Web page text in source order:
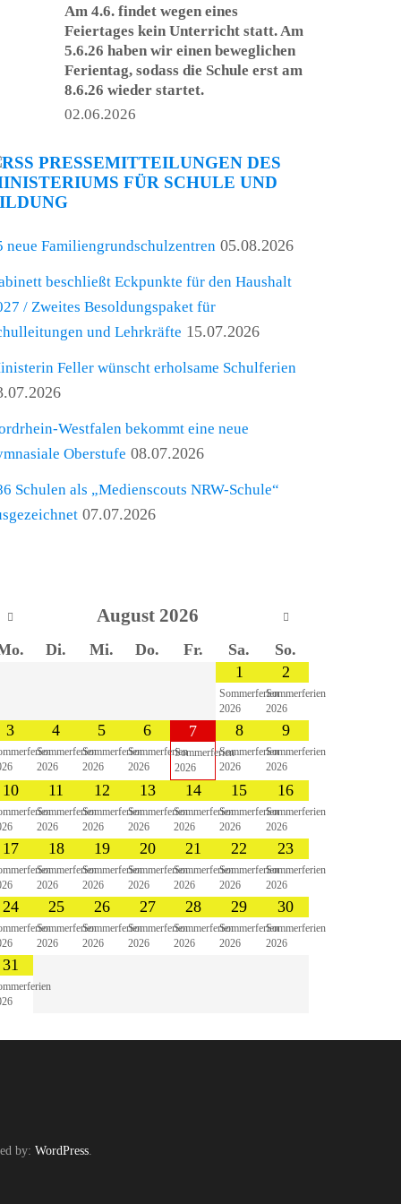
Am 4.6. findet wegen eines
Feiertages kein Unterricht statt. Am
5.6.26 haben wir einen beweglichen
Ferientag, sodass die Schule erst am
8.6.26 wieder startet.
02.06.2026
PRESSEMITTEILUNGEN DES
FÜR SCHULE UND
neue Familiengrundschulzentren 05.08.2026
beschließt Eckpunkte für den Haushalt
/ Zweites Besoldungspaket für
und Lehrkräfte 15.07.2026
Feller wünscht erholsame Schulferien
Westfalen bekommt eine neue
Oberstufe 08.07.2026
Schulen als „Medienscouts NRW-Schule“
07.07.2026
August 2026
Di. Mi. Do. Fr. Sa.
So.
1
Sommerferien
2026
2
Sommerferien
2026
3 4
Sommerferien
2026
5
Sommerferien
2026
6
Sommerferien
2026
7
Sommerferien
2026
8
Sommerferien
2026
9
Sommerferien
2026
10 11
Sommerferien
2026
12
Sommerferien
2026
13
Sommerferien
2026
14
Sommerferien
2026
15
Sommerferien
2026
16
Sommerferien
2026
17 18
Sommerferien
2026
19
Sommerferien
2026
20
Sommerferien
2026
21
Sommerferien
2026
22
Sommerferien
2026
23
Sommerferien
2026
24 25
Sommerferien
2026
26
Sommerferien
2026
27
Sommerferien
2026
28
Sommerferien
2026
29
Sommerferien
2026
30
Sommerferien
2026
31
by: WordPress.